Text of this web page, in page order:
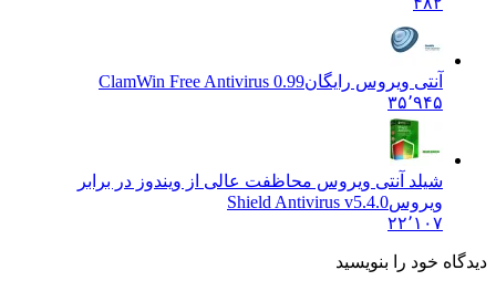
آنتی ویروس رایگان ClamWin Free Antivirus 0.99
۳۵٬۹۴۵
شیلد آنتی ویروس محاظفت عالی از ویندوز در برابر
ویروسShield Antivirus v5.4.0
۲۲٬۱۰۷
خود را بنویسید